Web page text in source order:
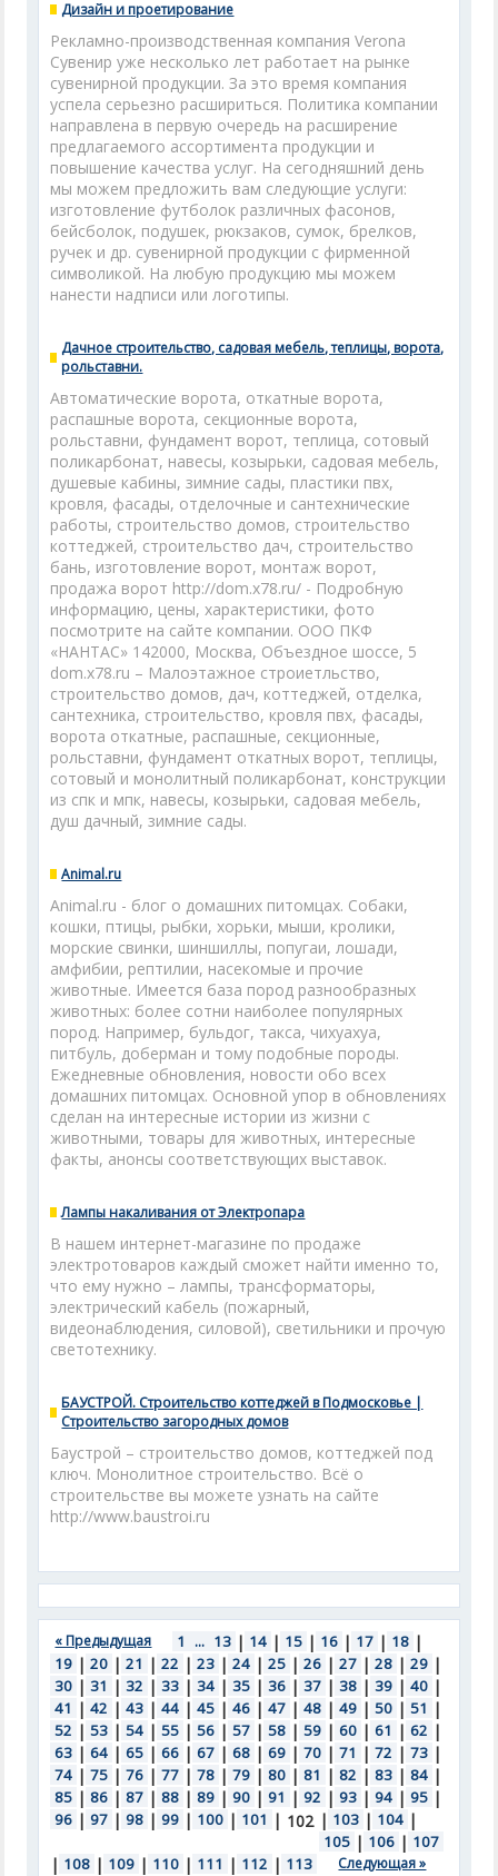
Дизайн и проетирование
Рекламно-производственная компания Verona
Сувенир уже несколько лет работает на рынке
сувенирной продукции. За это время компания
успела серьезно расшириться. Политика компании
направлена в первую очередь на расширение
предлагаемого ассортимента продукции и
повышение качества услуг. На сегодняшний день
мы можем предложить вам следующие услуги:
изготовление футболок различных фасонов,
бейсболок, подушек, рюкзаков, сумок, брелков,
ручек и др. сувенирной продукции с фирменной
символикой. На любую продукцию мы можем
нанести надписи или логотипы.
Дачное строительство, садовая мебель, теплицы, ворота,
рольставни.
Автоматические ворота, откатные ворота,
распашные ворота, секционные ворота,
рольставни, фундамент ворот, теплица, сотовый
поликарбонат, навесы, козырьки, садовая мебель,
душевые кабины, зимние сады, пластики пвх,
кровля, фасады, отделочные и сантехнические
работы, строительство домов, строительство
коттеджей, строительство дач, строительство
бань, изготовление ворот, монтаж ворот,
продажа ворот http://dom.x78.ru/ - Подробную
информацию, цены, характеристики, фото
посмотрите на сайте компании. ООО ПКФ
«НАНТАС» 142000, Москва, Объездное шоссе, 5
dom.x78.ru – Малоэтажное строиетльство,
строительство домов, дач, коттеджей, отделка,
сантехника, строительство, кровля пвх, фасады,
ворота откатные, распашные, секционные,
рольставни, фундамент откатных ворот, теплицы,
сотовый и монолитный поликарбонат, конструкции
из спк и мпк, навесы, козырьки, садовая мебель,
душ дачный, зимние сады.
Animal.ru
Animal.ru - блог о домашних питомцах. Собаки,
кошки, птицы, рыбки, хорьки, мыши, кролики,
морские свинки, шиншиллы, попугаи, лошади,
амфибии, рептилии, насекомые и прочие
животные. Имеется база пород разнообразных
животных: более сотни наиболее популярных
пород. Например, бульдог, такса, чихуахуа,
питбуль, доберман и тому подобные породы.
Ежедневные обновления, новости обо всех
домашних питомцах. Основной упор в обновлениях
сделан на интересные истории из жизни с
животными, товары для животных, интересные
факты, анонсы соответствующих выставок.
Лампы накаливания от Электропара
В нашем интернет-магазине по продаже
электротоваров каждый сможет найти именно то,
что ему нужно – лампы, трансформаторы,
электрический кабель (пожарный,
видеонаблюдения, силовой), светильники и прочую
светотехнику.
БАУСТРОЙ. Строительство коттеджей в Подмосковье |
Строительство загородных домов
Баустрой – строительство домов, коттеджей под
ключ. Монолитное строительство. Всё о
строительстве вы можете узнать на сайте
http://www.baustroi.ru
« Предыдущая 1 ... 13 | 14 | 15 | 16 | 17 | 18 |
19 | 20 | 21 | 22 | 23 | 24 | 25 | 26 | 27 | 28 | 29 |
30 | 31 | 32 | 33 | 34 | 35 | 36 | 37 | 38 | 39 | 40 |
41 | 42 | 43 | 44 | 45 | 46 | 47 | 48 | 49 | 50 | 51 |
52 | 53 | 54 | 55 | 56 | 57 | 58 | 59 | 60 | 61 | 62 |
63 | 64 | 65 | 66 | 67 | 68 | 69 | 70 | 71 | 72 | 73 |
74 | 75 | 76 | 77 | 78 | 79 | 80 | 81 | 82 | 83 | 84 |
85 | 86 | 87 | 88 | 89 | 90 | 91 | 92 | 93 | 94 | 95 |
96 | 97 | 98 | 99 | 100 | 101 | 102 | 103 | 104 |
105 | 106 | 107
| 108 | 109 | 110 | 111 | 112 | 113 Следующая »